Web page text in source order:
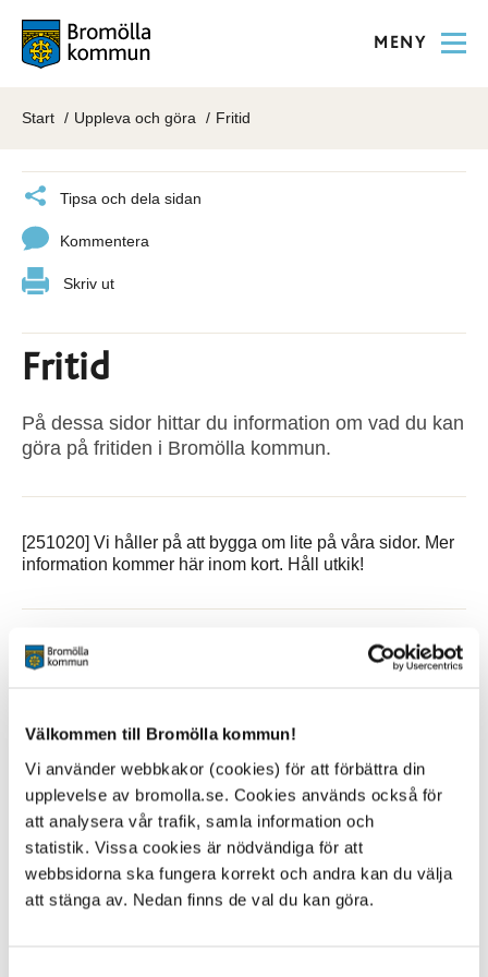
Välkommen till Bromölla kommun!
Vi använder webbkakor (cookies) för att förbättra din
upplevelse av bromolla.se. Cookies används också för
att analysera vår trafik, samla information och
statistik. Vissa cookies är nödvändiga för att
webbsidorna ska fungera korrekt och andra kan du välja
att stänga av. Nedan finns de val du kan göra.
MENY
Start Uppleva och göra Fritid
Tipsa och dela sidan
Kommentera
Skriv ut
Fritid
På dessa sidor hittar du information om vad du kan
göra på fritiden i Bromölla kommun.
[251020] Vi håller på att bygga om lite på våra sidor. Mer
information kommer här inom kort. Håll utkik!
Sidan senast uppdaterad:
KONTAKT